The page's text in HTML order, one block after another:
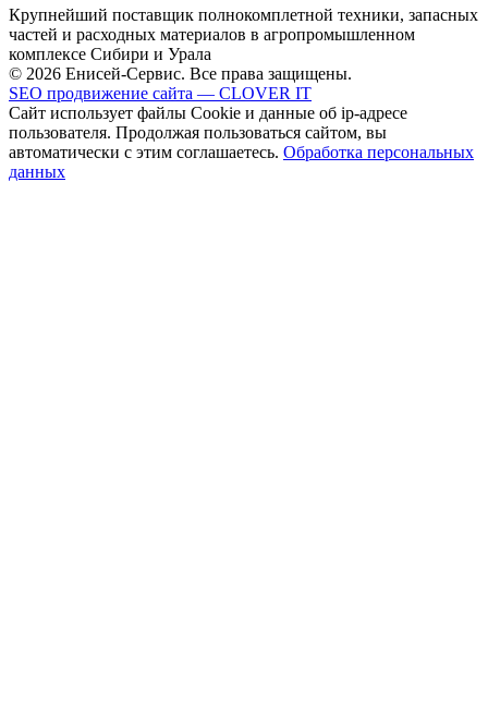
Крупнейший поставщик полнокомплетной техники, запасных
частей и расходных материалов в агропромышленном
комплексе Сибири и Урала
© 2026 Енисей-Сервис. Все права защищены.
SEO продвижение сайта — CLOVER IT
Сайт использует файлы Cookie и данные об ip-адресе
пользователя. Продолжая пользоваться сайтом, вы
автоматически с этим соглашаетесь. Обработка персональных
данных